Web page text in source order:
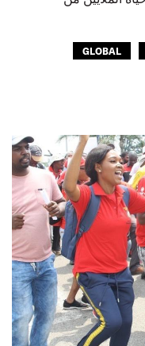
GLOBAL